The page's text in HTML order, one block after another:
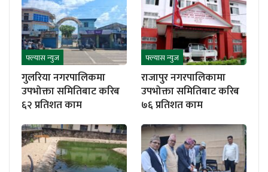
फ्ल्यास न्युज
गुलरिया नगरपालिकमा
उपभोक्ता समितिबाट करिब
६२ प्रतिशत काम
फ्ल्यास न्युज
राजापुर नगरपालिकामा
उपभोक्ता समितिबाट करिब
७६ प्रतिशत काम